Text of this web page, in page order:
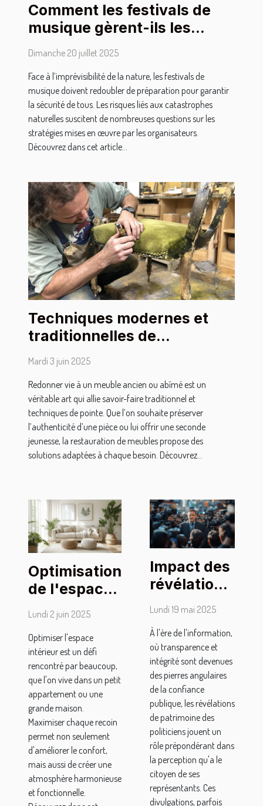
Comment les festivals de
musique gèrent-ils les
catastrophes naturelles ?
Dimanche 20 juillet 2025
Face à l’imprévisibilité de la nature, les festivals de
musique doivent redoubler de préparation pour garantir
la sécurité de tous. Les risques liés aux catastrophes
naturelles suscitent de nombreuses questions sur les
stratégies mises en œuvre par les organisateurs.
Découvrez dans cet article...
Techniques modernes et
traditionnelles de
restauration de meubles
Mardi 3 juin 2025
Redonner vie à un meuble ancien ou abîmé est un
véritable art qui allie savoir-faire traditionnel et
techniques de pointe. Que l’on souhaite préserver
l’authenticité d’une pièce ou lui offrir une seconde
jeunesse, la restauration de meubles propose des
solutions adaptées à chaque besoin. Découvrez...
Optimisation
de l'espace
intérieur :
techniques
et conseils
Lundi 2 juin 2025
Optimiser l'espace
intérieur est un défi
rencontré par beaucoup,
que l'on vive dans un petit
appartement ou une
grande maison.
Maximiser chaque recoin
permet non seulement
d'améliorer le confort,
mais aussi de créer une
atmosphère harmonieuse
et fonctionnelle.
Impact des
révélations
de
sur la
perception
publique
des
politiciens
Lundi 19 mai 2025
À l'ère de l'information,
où transparence et
intégrité sont devenues
des pierres angulaires
de la confiance
publique, les révélations
de patrimoine des
politiciens jouent un
rôle prépondérant dans
la perception qu'a le
citoyen de ses
représentants. Ces
divulgations, parfois